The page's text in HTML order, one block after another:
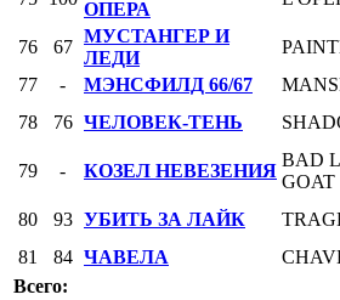
ОПЕРА
76
67
МУСТАНГЕР И
ЛЕДИ
77
- МЭНСФИЛД 66/67
78
76 ЧЕЛОВЕК-ТЕНЬ
79
- КОЗЕЛ НЕВЕЗЕНИЯ
BAD
GOAT
80
93 УБИТЬ ЗА ЛАЙК
81
84 ЧАВЕЛА
Всего: